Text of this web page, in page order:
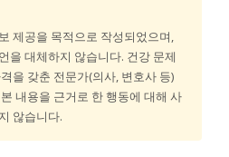
제공을 목적으로 작성되었으며,
을 대체하지 않습니다. 건강 문제
을 갖춘 전문가(의사, 변호사 등)
내용을 근거로 한 행동에 대해 사
않습니다.